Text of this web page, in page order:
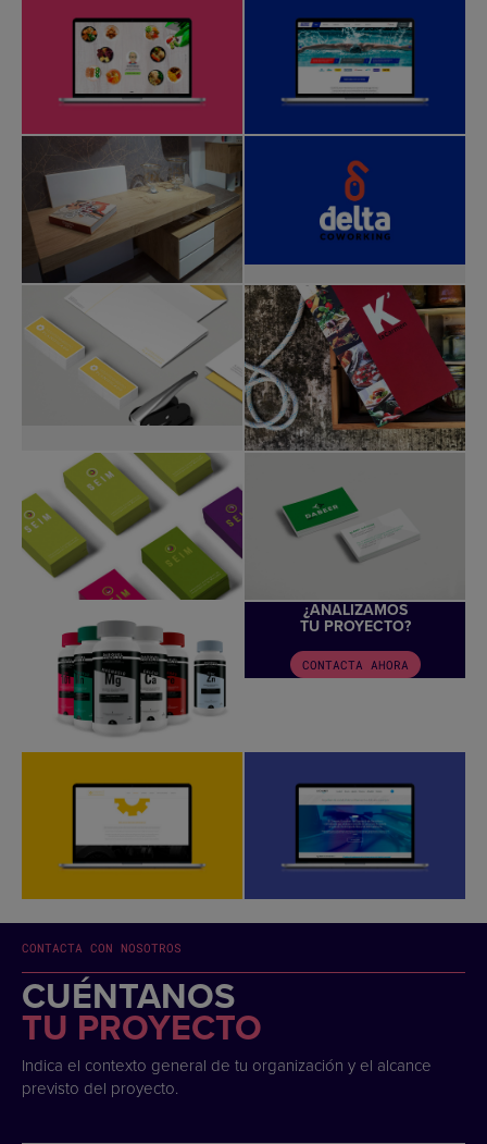
¿ANALIZAMOS
TU PROYECTO?
CONTACTA AHORA
CONTACTA CON NOSOTROS
CUÉNTANOS
TU PROYECTO
Indica el contexto general de tu organización y el alcance
previsto del proyecto.